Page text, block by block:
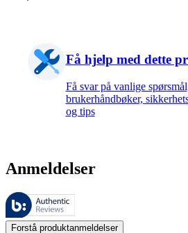
Få hjelp med dette
Få svar på vanlige
brukerhåndbøker,
og tips
Anmeldelser
Disse anmeldelsene forvaltes av
Kundenes meninger i form av produkt-
Forstå produktanmeldelser